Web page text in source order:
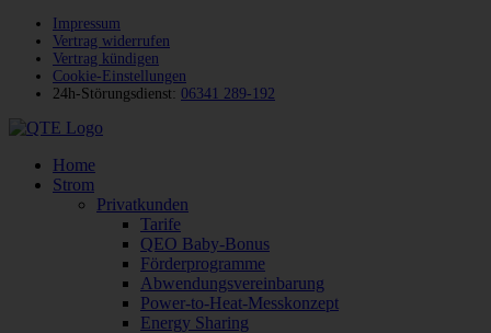
Impressum
Vertrag widerrufen
Vertrag kündigen
Cookie-Einstellungen
24h-Störungsdienst: 06341 289-192
Home
Strom
Privatkunden
Tarife
QEO Baby-Bonus
Förderprogramme
Abwendungsvereinbarung
Power-to-Heat-Messkonzept
Energy Sharing